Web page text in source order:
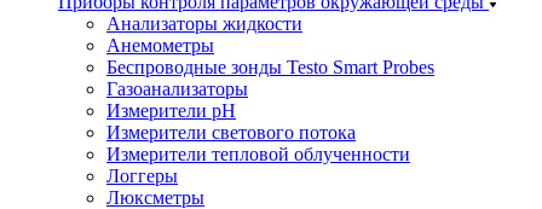
Анализаторы жидкости
Анемометры
Беспроводные зонды Testo Smart Probes
Газоанализаторы
Измерители pH
Измерители светового потока
Измерители тепловой облученности
Логгеры
Люксметры